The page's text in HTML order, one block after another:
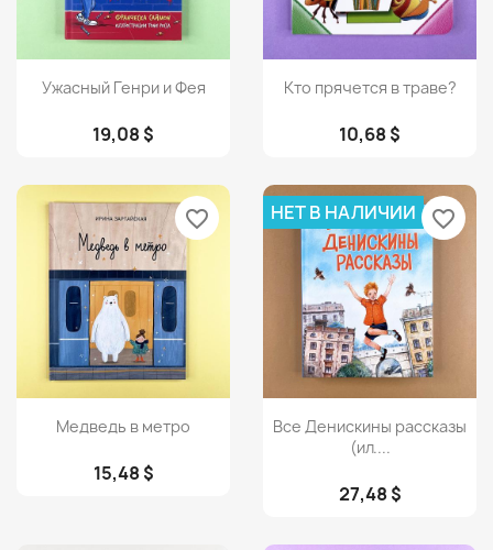
Просмотр
Ужасный Генри и Фея
19,08 $
Просмотр
Кто прячется в траве?
10,68 $
Просмотр
Медведь в метро
15,48 $
favorite_border
Просмотр
Все Денискины рассказы
(ил....
27,48 $
НЕТ В НАЛИЧИИ favorite_border